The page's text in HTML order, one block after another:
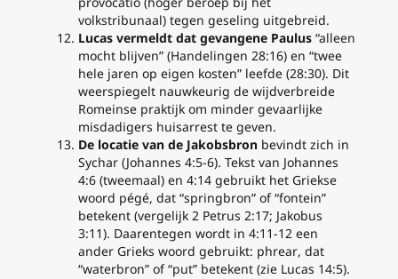
volkstribunaal) tegen geseling uitgebreid.
Lucas vermeldt dat gevangene Paulus “alleen
mocht blijven” (Handelingen 28:16) en “twee
hele jaren op eigen kosten” leefde (28:30). Dit
weerspiegelt nauwkeurig de wijdverbreide
Romeinse praktijk om minder gevaarlijke
misdadigers huisarrest te geven.
De locatie van de Jakobsbron bevindt zich in
Sychar (Johannes 4:5-6). Tekst van Johannes
4:6 (tweemaal) en 4:14 gebruikt het Griekse
woord pégé, dat “springbron” of “fontein”
betekent (vergelijk 2 Petrus 2:17; Jakobus
3:11). Daarentegen wordt in 4:11-12 een
ander Grieks woord gebruikt: phrear, dat
“waterbron” of “put” betekent (zie Lucas 14:5).